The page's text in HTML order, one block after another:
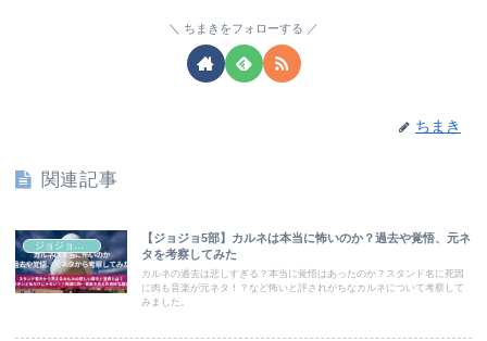
ちまきをフォローする
ちまき
関連記事
【ジョジョ5部】カルネは本当に怖いのか？過去や覚悟、元ネ
タを考察してみた
カルネの過去は悲しすぎる？本当に覚悟はあったのか？スタンド名に死因
に肉も音楽が元ネタ！？など怖いと評されがちなカルネについて考察して
みました。